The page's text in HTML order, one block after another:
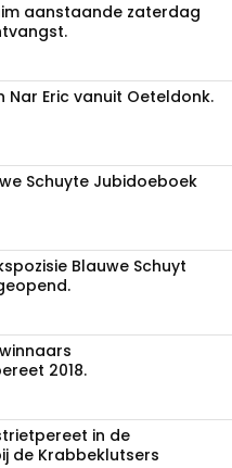
aanstaande zaterdag
Nar Eric vanuit Oeteldonk.
Schuyte Jubidoeboek
Blauwe Schuyt
2018.
in de
de Krabbeklutsers